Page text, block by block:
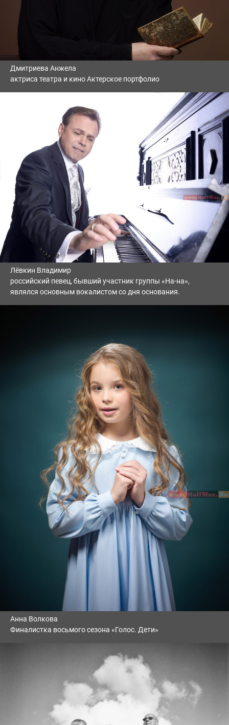
Дмитриева Анжела
актриса театра и кино Актерское портфолио
Лёвкин Владимир
российский певец, бывший участник группы «На-на»,
являлся основным вокалистом со дня основания.
Анна Волкова
Финалистка восьмого сезона «Голос. Дети»